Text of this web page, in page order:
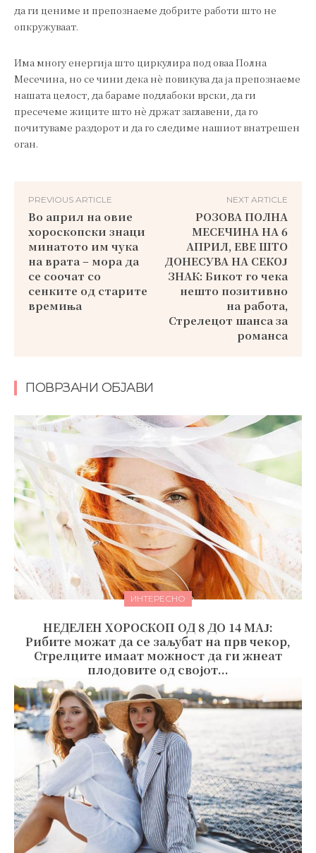
да ги цениме и препознаеме добрите работи што не
опкружуваат.
Има многу енергија што циркулира под оваа Полна
Месечина, но се чини дека нè повикува да ја препознаеме
нашата целост, да бараме подлабоки врски, да ги
пресечеме жиците што нè држат заглавени, да го
почитуваме раздорот и да го следиме нашиот внатрешен
оган.
PREVIOUS ARTICLE
Во април на овие
хороскопски знаци
минатото им чука
на врата – мора да
се соочат со
сенките од старите
времиња
NEXT ARTICLE
РОЗОВА ПОЛНА
МЕСЕЧИНА НА 6
АПРИЛ, ЕВЕ ШТО
ДОНЕСУВА НА СЕКОЈ
ЗНАК: Бикот го чека
нешто позитивно
на работа,
Стрелецот шанса за
романса
ПОВРЗАНИ ОБЈАВИ
ИНТЕРЕСНО
НЕДЕЛЕН ХОРОСКОП ОД 8 ДО 14 МАЈ:
Рибите можат да се заљубат на прв чекор,
Стрелците имаат можност да ги жнеат
плодовите од својот...